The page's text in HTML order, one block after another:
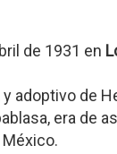
de 1931 en
adoptivo de
era de